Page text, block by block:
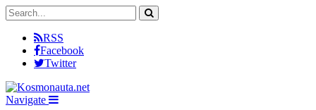
RSS
Facebook
Twitter
Navigate